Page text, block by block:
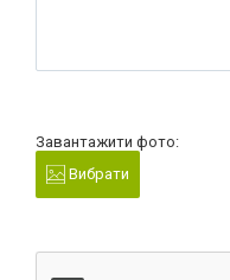
Завантажити фото:
Вибрати